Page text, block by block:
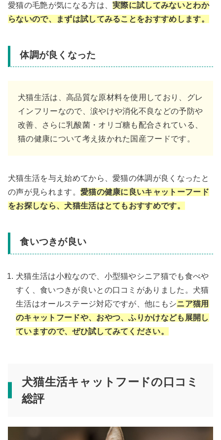
愛猫の毛艶が気になる方は、実際に試してみないとわか
らないので、まずは試してみることをおすすめします。
体調が良くなった
犬猫生活は、高品質な原材料を使用しており、グレ
インフリーなので、涙やけや消化不良などの予防や
改善、さらに乳酸菌・オリゴ糖も配合されている、
猫の健康について考え抜かれた国産フードです。
犬猫生活を与え始めてから、愛猫の体調が良くなったと
の声が見られます。 愛猫の健康に良いキャットーフード
をお探しなら、犬猫生活はとてもおすすめです。
食いつきが良い
犬猫生活は小粒なので、小型猫やシニア猫でも食べや
すく、食いつきが良いとの口コミがありました。犬猫
生活はオールステージ対応ですが、他にもシニア猫用
のキャットフードや、おやつ、ふりかけなども展開し
ていますので、ぜひ試してみてください。
犬猫生活キャットフードの口コミ
総評